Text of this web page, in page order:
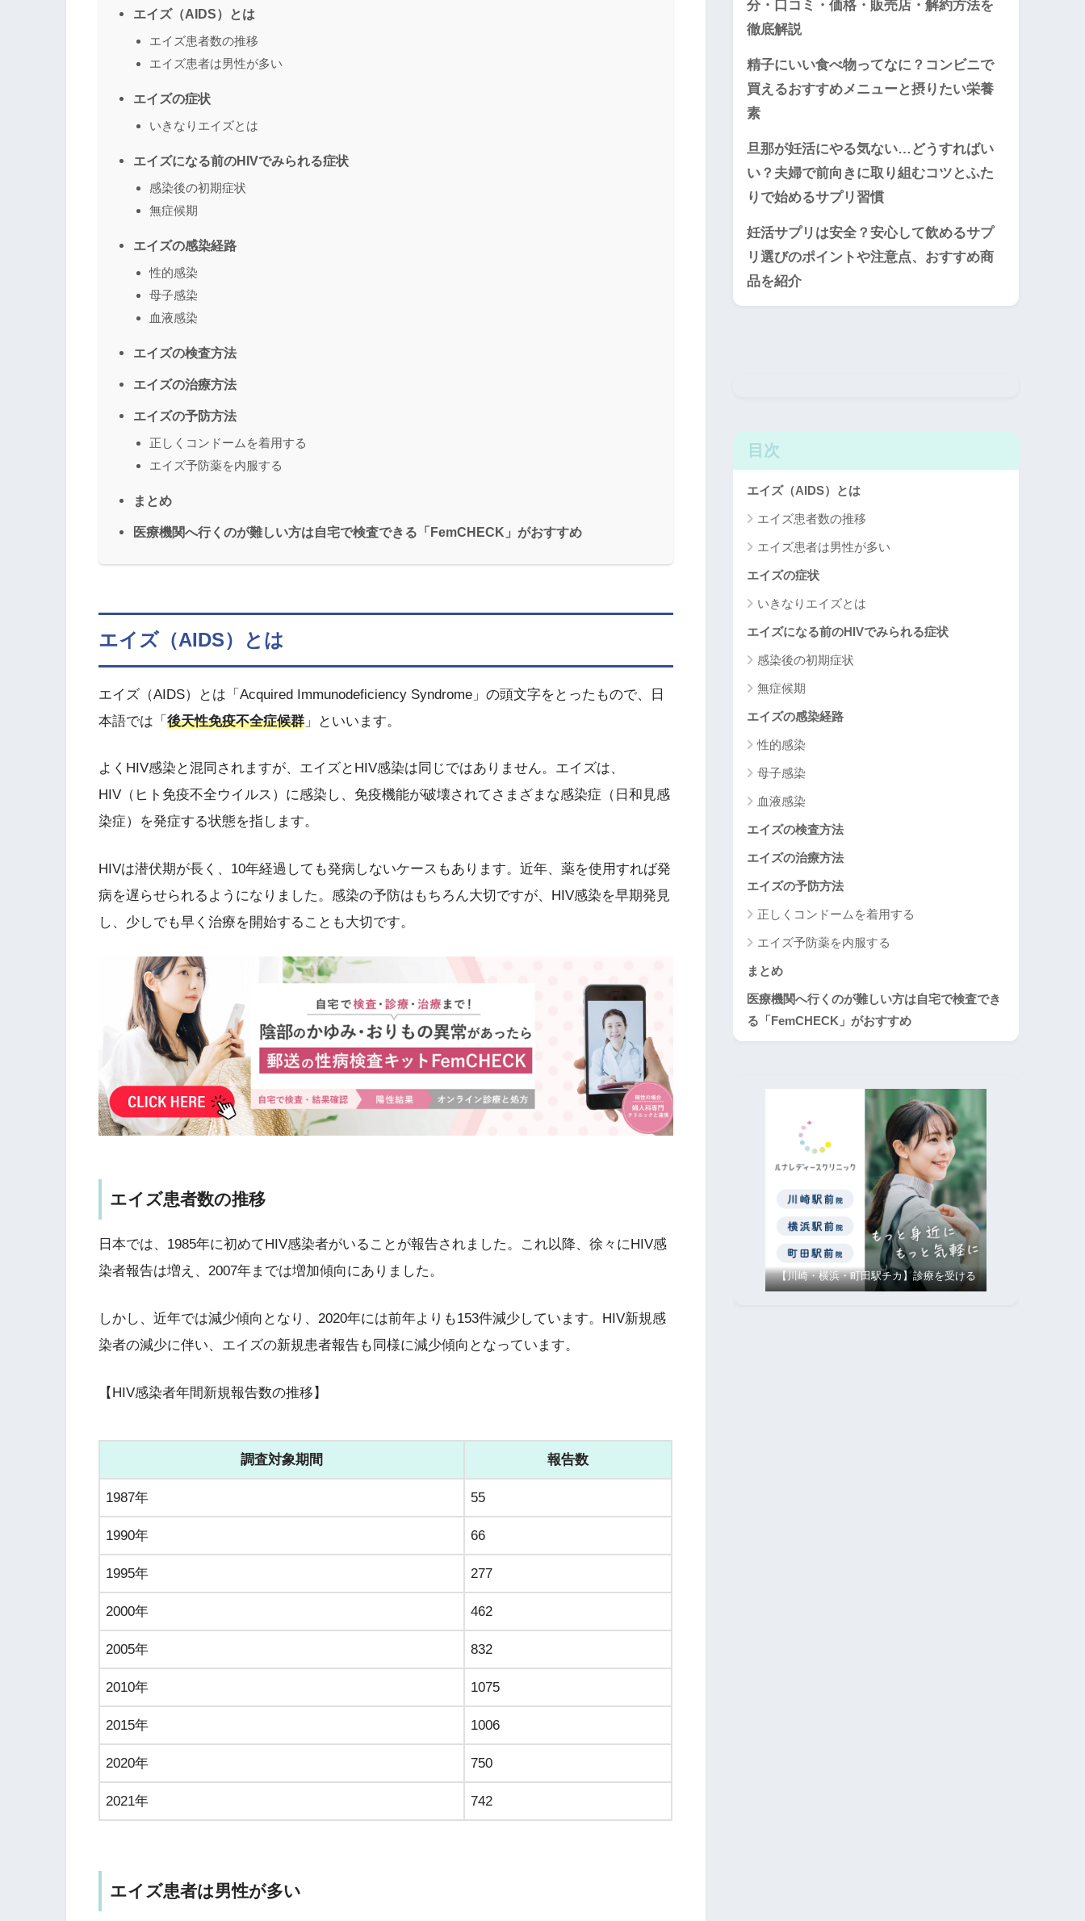
エイズ（AIDS）とは
エイズ患者数の推移
エイズ患者は男性が多い
エイズの症状
いきなりエイズとは
エイズになる前のHIVでみられる症状
感染後の初期症状
無症候期
エイズの感染経路
性的感染
母子感染
血液感染
エイズの検査方法
エイズの治療方法
エイズの予防方法
正しくコンドームを着用する
エイズ予防薬を内服する
まとめ
医療機関へ行くのが難しい方は自宅で検査できる「FemCHECK」がおすすめ
エイズ（AIDS）とは
エイズ（AIDS）とは「Acquired Immunodeficiency Syndrome」の頭文字をとったもので、日
本語では「 後天性免疫不全症候群 」といいます。
よくHIV感染と混同されますが、エイズとHIV感染は同じではありません。エイズは、
HIV（ヒト免疫不全ウイルス）に感染し、免疫機能が破壊されてさまざまな感染症（日和見感
染症）を発症する状態を指します。
HIVは潜伏期が長く、10年経過しても発病しないケースもあります。近年、薬を使用すれば発
病を遅らせられるようになりました。感染の予防はもちろん大切ですが、HIV感染を早期発見
し、少しでも早く治療を開始することも大切です。
エイズ患者数の推移
日本では、1985年に初めてHIV感染者がいることが報告されました。これ以降、徐々にHIV感
染者報告は増え、2007年までは増加傾向にありました。
しかし、近年では減少傾向となり、2020年には前年よりも153件減少しています。HIV新規感
染者の減少に伴い、エイズの新規患者報告も同様に減少傾向となっています。
【HIV感染者年間新規報告数の推移】
調査対象期間 報告数
1987年 55
1990年 66
1995年 277
2000年 462
2005年 832
2010年 1075
2015年 1006
2020年 750
2021年 742
エイズ患者は男性が多い
分・口コミ・価格・販売店・解約方法を
徹底解説
精子にいい食べ物ってなに？コンビニで
買えるおすすめメニューと摂りたい栄養
素
旦那が妊活にやる気ない…どうすればい
い？夫婦で前向きに取り組むコツとふた
りで始めるサプリ習慣
妊活サプリは安全？安心して飲めるサプ
リ選びのポイントや注意点、おすすめ商
品を紹介
目次
エイズ（AIDS）とは
エイズ患者数の推移
エイズ患者は男性が多い
エイズの症状
いきなりエイズとは
エイズになる前のHIVでみられる症状
感染後の初期症状
無症候期
エイズの感染経路
性的感染
母子感染
血液感染
エイズの検査方法
エイズの治療方法
エイズの予防方法
正しくコンドームを着用する
エイズ予防薬を内服する
まとめ
医療機関へ行くのが難しい方は自宅で検査でき
る「FemCHECK」がおすすめ
【川崎・横浜・町田駅チカ】診療を受ける